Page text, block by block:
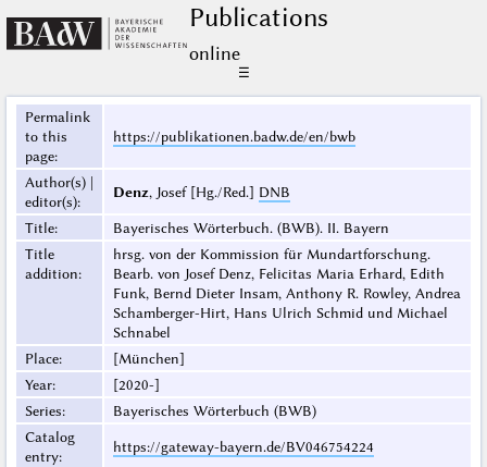
Publications
online
☰
Permalink
to this
page:
https://publikationen.badw.de/en/bwb
Author(s) |
editor(s):
Denz, Josef [Hg./Red.] DNB
Title:
Bayerisches Wörterbuch. (BWB). II. Bayern
Title
addition:
hrsg. von der Kommission für Mundartforschung.
Bearb. von Josef Denz, Felicitas Maria Erhard, Edith
Funk, Bernd Dieter Insam, Anthony R. Rowley, Andrea
Schamberger-Hirt, Hans Ulrich Schmid und Michael
Schnabel
Place:
[München]
Year:
[2020-]
Series:
Bayerisches Wörterbuch (BWB)
Catalog
entry:
https://gateway-bayern.de/BV046754224